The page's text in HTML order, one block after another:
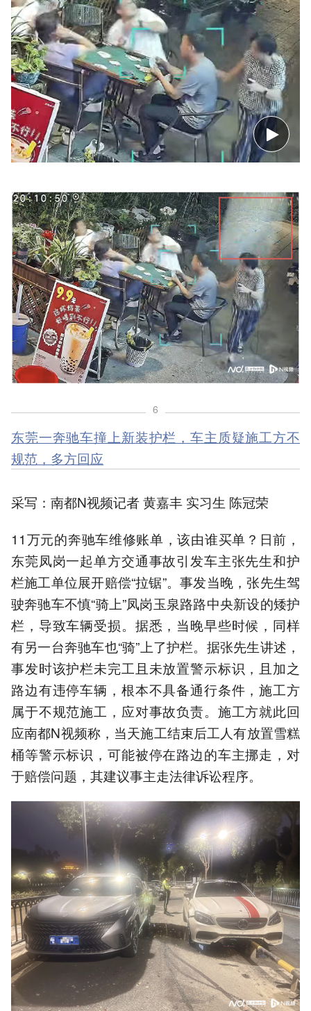
6
东莞一奔驰车撞上新装护栏，车主质疑施工方不
规范，多方回应
采写：南都N视频记者 黄嘉丰 实习生 陈冠荣
11万元的奔驰车维修账单，该由谁买单？日前，
东莞凤岗一起单方交通事故引发车主张先生和护
栏施工单位展开赔偿“拉锯”。事发当晚，张先生驾
驶奔驰车不慎“骑上”凤岗玉泉路路中央新设的矮护
栏，导致车辆受损。据悉，当晚早些时候，同样
有另一台奔驰车也“骑”上了护栏。据张先生讲述，
事发时该护栏未完工且未放置警示标识，且加之
路边有违停车辆，根本不具备通行条件，施工方
属于不规范施工，应对事故负责。施工方就此回
应南都N视频称，当天施工结束后工人有放置雪糕
桶等警示标识，可能被停在路边的车主挪走，对
于赔偿问题，其建议事主走法律诉讼程序。